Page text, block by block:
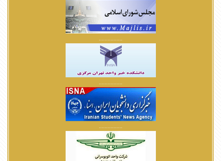
................
................
................